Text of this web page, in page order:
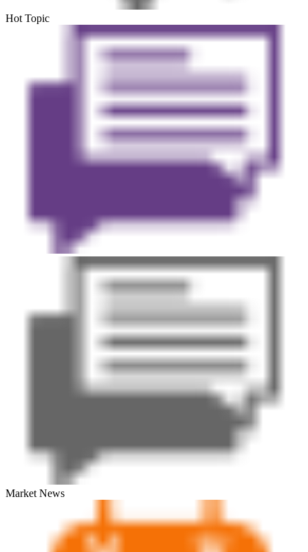
Hot Topic
Market News